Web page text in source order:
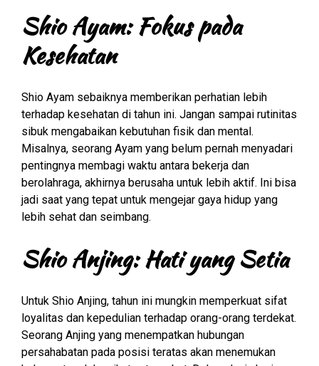
Shio Ayam: Fokus pada
Kesehatan
Shio Ayam sebaiknya memberikan perhatian lebih
terhadap kesehatan di tahun ini. Jangan sampai rutinitas
sibuk mengabaikan kebutuhan fisik dan mental.
Misalnya, seorang Ayam yang belum pernah menyadari
pentingnya membagi waktu antara bekerja dan
berolahraga, akhirnya berusaha untuk lebih aktif. Ini bisa
jadi saat yang tepat untuk mengejar gaya hidup yang
lebih sehat dan seimbang.
Shio Anjing: Hati yang Setia
Untuk Shio Anjing, tahun ini mungkin memperkuat sifat
loyalitas dan kepedulian terhadap orang-orang terdekat.
Seorang Anjing yang menempatkan hubungan
persahabatan pada posisi teratas akan menemukan